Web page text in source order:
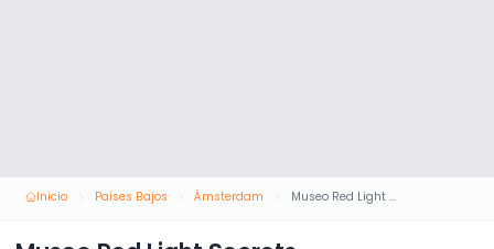
Inicio Países Bajos Ámsterdam Museo Red Light Secrets